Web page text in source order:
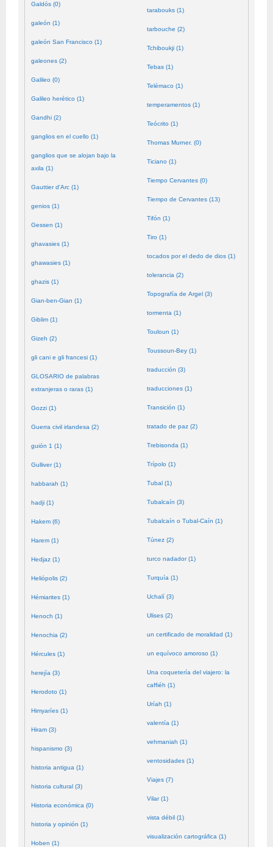
Galdós (0)
galeón (1)
galeón San Francisco (1)
galeones (2)
Galileo (0)
Galileo herético (1)
Gandhi (2)
ganglios en el cuello (1)
ganglios que se alojan bajo la
axila (1)
Gauttier d'Arc (1)
genios (1)
Gessen (1)
ghavasies (1)
ghawasies (1)
ghazis (1)
Gian-ben-Gian (1)
Giblim (1)
Gizeh (2)
gli cani e gli francesi (1)
GLOSARIO de palabras
extranjeras o raras (1)
Gozzi (1)
Guerra civil irlandesa (2)
guión 1 (1)
Gulliver (1)
habbarah (1)
hadji (1)
Hakem (6)
Harem (1)
Hedjaz (1)
Heliópolis (2)
Hémiarites (1)
Henoch (1)
Henochia (2)
Hércules (1)
herejía (3)
Herodoto (1)
Himyaríes (1)
Hiram (3)
hispanismo (3)
historia antigua (1)
historia cultural (3)
Historia económica (0)
historia y opinión (1)
Hoben (1)
tarabouks (1)
tarbouche (2)
Tchiboukji (1)
Tebas (1)
Telémaco (1)
temperamentos (1)
Teócrito (1)
Thomas Murner. (0)
Ticiano (1)
Tiempo Cervantes (0)
Tiempo de Cervantes (13)
Tifón (1)
Tiro (1)
tocados por el dedo de dios (1)
tolerancia (2)
Topografía de Argel (3)
tormenta (1)
Touloun (1)
Toussoun-Bey (1)
traducción (3)
traducciones (1)
Transición (1)
tratado de paz (2)
Trebisonda (1)
Trípolo (1)
Tubal (1)
Tubalcaín (3)
Tubalcaín o Tubal-Caín (1)
Túnez (2)
turco nadador (1)
Turquía (1)
Uchalí (3)
Ulises (2)
un certificado de moralidad (1)
un equívoco amoroso (1)
Una coquetería del viajero: la
caffiéh (1)
Uríah (1)
valentía (1)
vehmaniah (1)
ventosidades (1)
Viajes (7)
Vilar (1)
vista débil (1)
visualización cartográfica (1)